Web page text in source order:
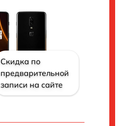
Скидка по
предварительной
записи на сайте